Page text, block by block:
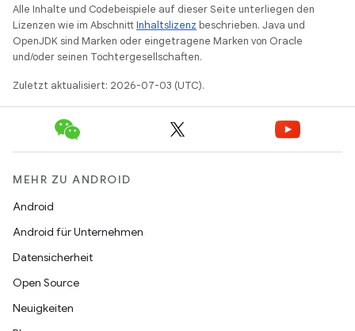
Alle Inhalte und Codebeispiele auf dieser Seite unterliegen den
Lizenzen wie im AbschnittInhaltslizenz beschrieben. Java und
OpenJDK sind Marken oder eingetragene Marken von Oracle
und/oder seinen Tochtergesellschaften.
Zuletzt aktualisiert: 2026-07-03 (UTC).
MEHR ZU ANDROID
Android
Android für Unternehmen
Datensicherheit
Open Source
Neuigkeiten